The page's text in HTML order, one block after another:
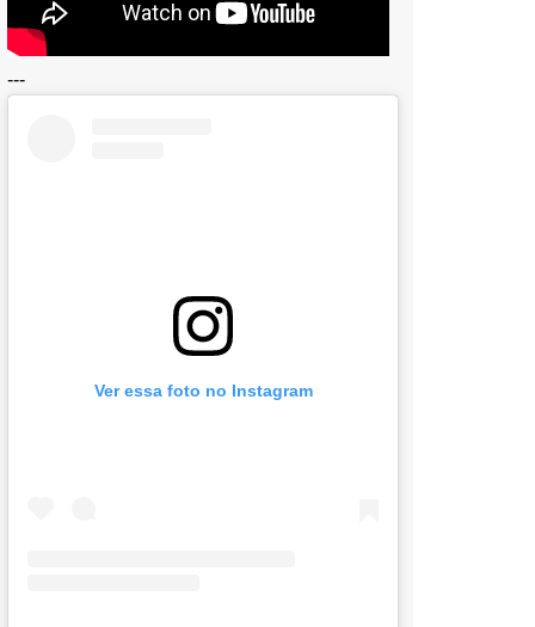
---
Ver essa foto no Instagram